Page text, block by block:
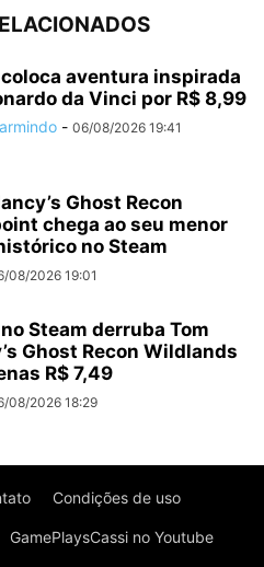
aventura inspirada
da Vinci por R$ 8,99
- 06/08/2026 19:41
Ghost Recon
chega ao seu menor
no Steam
08/2026 19:01
Steam derruba Tom
Ghost Recon Wildlands
R$ 7,49
08/2026 18:29
Condições de uso
GamePlaysCassi no Youtube